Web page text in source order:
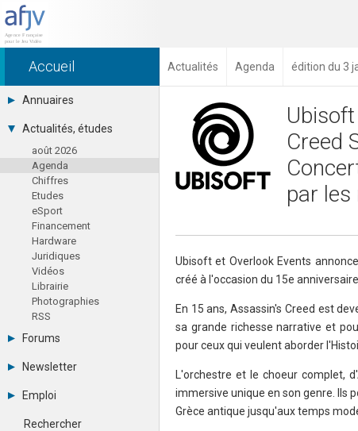
Accueil Actualités Agenda édition du 3
Annuaires
Toutes les sociétés (691)
Studios (418)
Editeurs (49)
Distributeurs (16)
Hard. / Accessoires (10)
Middlewares (15)
Prestataires (99)
Assoc. / Syndicats (21)
Formations / Ecoles (46)
Presse spécialisée (17)
Actualités, études
août 2026
Agenda
Chiffres
Etudes
eSport
Financement
Hardware
Juridiques
Vidéos
Librairie
Photographies
RSS
Forums
Tous les forums
Se connecter
Messages privés
Contacter un modérateur
Newsletter
Archives
Abonnement
Emploi
Consulter les annonces
Rechercher
Creed
par les
Ubisoft et Overlook Events
créé à l'occasion du 15e
En 15 ans, Assassin's Creed est
sa grande richesse narrative et
pour ceux qui veulent aborder
L'orchestre et le choeur complet,
immersive unique en son genre. Ils
Grèce antique jusqu'aux temps